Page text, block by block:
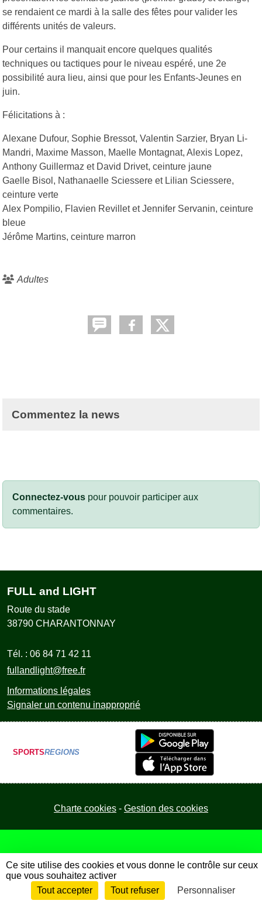
se rendaient ce mardi à la salle des fêtes pour valider les
différents unités de valeurs.
Pour certains il manquait encore quelques qualités
techniques ou tactiques pour le niveau espéré, une 2e
possibilité aura lieu, ainsi que pour les Enfants-Jeunes en
juin.
Félicitations à :
Alexane Dufour, Sophie Bressot, Valentin Sarzier, Bryan Li-
Mandri, Maxime Masson, Maelle Montagnat, Alexis Lopez,
Anthony Guillermaz et David Drivet, ceinture jaune
Gaelle Bisol, Nathanaelle Sciessere et Lilian Sciessere,
ceinture verte
Alex Pompilio, Flavien Revillet et Jennifer Servanin, ceinture
bleue
Jérôme Martins, ceinture marron
Adultes
Commentez la news
Connectez-vous pour pouvoir participer aux
commentaires.
FULL and LIGHT
Route du stade
38790 CHARANTONNAY
Tél. : 06 84 71 42 11
fullandlight@free.fr
Informations légales
Signaler un contenu inapproprié
SPORTSREGIONS
Charte cookies Gestion des cookies
Envie de participer ? Connexion
Ce site utilise des cookies et vous donne le contrôle sur ceux
que vous souhaitez activer
Tout accepter
Tout refuser Personnaliser